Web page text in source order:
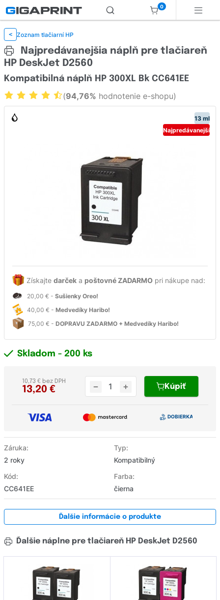
0
< Zoznam tlačiarní HP
Najpredávanejšia náplň pre tlačiareň
HP DeskJet D2560
13 ml
Najpredávanejší
Získajte darček a poštovné ZADARMO pri nákupe nad:
20,00 € - Sušienky Oreo!
40,00 € - Medvedíky Haribo!
75,00 € - DOPRAVU ZADARMO + Medvedíky Haribo!
Kompatibilná náplň HP 300XL Bk CC641EE
(94,76% hodnotenie e-shopu)
Záruka:
2 roky
Typ:
Kompatibilný
Kód:
CC641EE
Farba:
čierna
Skladom - 200 ks
13,20 €
10,73 € bez DPH
Kúpiť
Ďalšie informácie o produkte
Ďalšie náplne pre tlačiareň HP DeskJet D2560